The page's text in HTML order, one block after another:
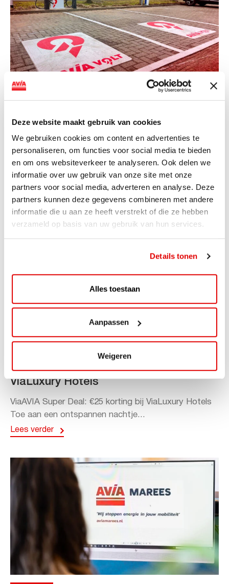
Deze website maakt gebruik van cookies
We gebruiken cookies om content en advertenties te
personaliseren, om functies voor social media te bieden
en om ons websiteverkeer te analyseren. Ook delen we
informatie over uw gebruik van onze site met onze
partners voor social media, adverteren en analyse. Deze
partners kunnen deze gegevens combineren met andere
informatie die u aan ze heeft verstrekt of die ze hebben
verzameld op basis van uw gebruik van hun services.
Details tonen
Alles toestaan
Aanpassen
Weigeren
NIEUWS
landelijke uitrol van DC-
snellaadinfrastructuur
AVIA VOLT en Fletcher Hotels starten landelijke uitrol
van DC-snellaadinfrastructuur AVIA VOLT en...
Lees verder
ViaAVIA Super Deal: 20% korting bij
ViaLuxury Hotels
ViaAVIA Super Deal: €25 korting bij ViaLuxury Hotels
Toe aan een ontspannen nachtje...
Lees verder